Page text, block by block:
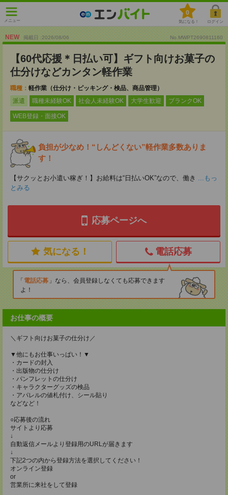
メニュー
0
気になる！ ログイン
NEW 掲載日 :2026/08/06 No.MWPT2690811160
【60代応援＊日払い可】ギフト向けお菓子の
仕分けなどカンタン軽作業
職種： 軽作業（仕分け・ピッキング・検品、商品管理）
派遣
職種未経験OK 社会人未経験OK 大学生歓迎 ブランクOK
WEB登録・面接OK
負担が少なめ！“しんどくない”軽作業多数ありま
す！
【サクッとお小遣い稼ぎ！】お給料は“日払いOK”なので、働き ...もっ
とみる
応募ページへ
気になる！ 電話応募
電話応募
なら、会員登録しなくても応募できます
よ！
お仕事の概要
＼ギフト向けお菓子の仕分け／
▼他にもお仕事いっぱい！▼
・カードの封入
・出版物の仕分け
・パンフレットの仕分け
・キャラクターグッズの検品
・アパレルの値札付け、シール貼り
などなど！
○応募後の流れ
サイトより応募
↓
自動返信メールより登録用のURLが届きます
↓
下記2つの内から登録方法を選択してください！
オンライン登録
or
営業所に来社をして登録